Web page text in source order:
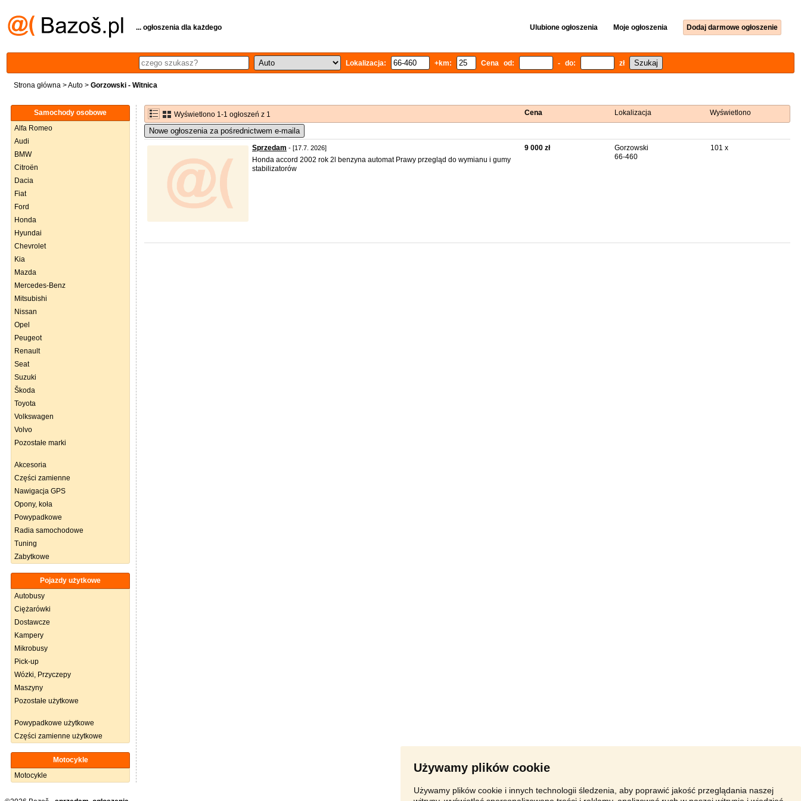
Używamy plików cookie
Używamy plików cookie i innych technologii śledzenia, aby poprawić jakość przeglądania naszej
... ogłoszenia dla każdego Ulubione ogłoszenia Moje ogłoszenia Dodaj darmowe ogłoszenie
Lokalizacja: +km: Cena od: - do: zł
Strona główna >Auto > Gorzowski - Witnica
Samochody osobowe
Alfa Romeo
Audi
BMW
Citroën
Dacia
Fiat
Ford
Honda
Hyundai
Chevrolet
Kia
Mazda
Mercedes-Benz
Mitsubishi
Nissan
Opel
Peugeot
Renault
Seat
Suzuki
Škoda
Toyota
Volkswagen
Volvo
Pozostałe marki
Akcesoria
Części zamienne
Nawigacja GPS
Opony, koła
Powypadkowe
Radia samochodowe
Tuning
Zabytkowe
Pojazdy użytkowe
Autobusy
Ciężarówki
Dostawcze
Kampery
Mikrobusy
Pick-up
Wózki, Przyczepy
Maszyny
Pozostałe użytkowe
Powypadkowe użytkowe
Części zamienne użytkowe
Motocykle
Motocykle
Wyświetlono 1-1 ogłoszeń z 1 Cena Lokalizacja Wyświetlono
Nowe ogłoszenia za pośrednictwem e-maila
Sprzedam - [17.7. 2026]
Honda accord 2002 rok 2l benzyna automat Prawy przegląd do wymianu i gumy
stabilizatorów
9 000 zł
Gorzowski
66-460
101 x